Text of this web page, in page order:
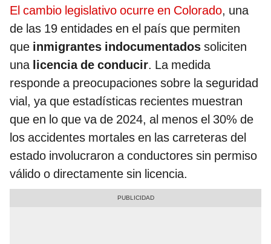
El cambio legislativo ocurre en Colorado, una
de las 19 entidades en el país que permiten
que inmigrantes indocumentados soliciten
unalicencia de conducir. La medida
responde a preocupaciones sobre la seguridad
vial, ya que estadísticas recientes muestran
que en lo que va de 2024, al menos el 30% de
los accidentes mortales en las carreteras del
estado involucraron a conductores sin permiso
válido o directamente sin licencia.